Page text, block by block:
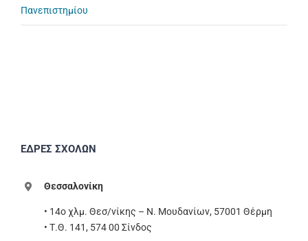
Πανεπιστημίου
ΕΔΡΕΣ ΣΧΟΛΩΝ
Θεσσαλονίκη
• 14ο χλμ. Θεσ/νίκης – Ν. Μουδανίων, 57001 Θέρμη
• Τ.Θ. 141, 574 00 Σίνδος